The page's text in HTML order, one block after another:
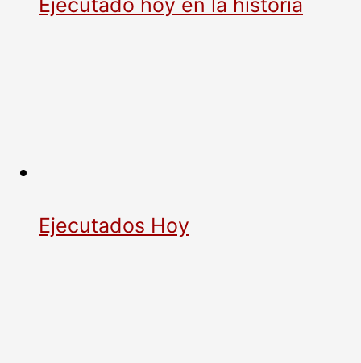
Ejecutado hoy en la historia
Ejecutados Hoy